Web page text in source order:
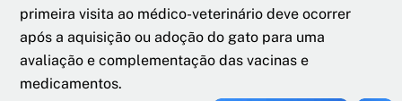
primeira visita ao médico-veterinário deve ocorrer
após a aquisição ou adoção do gato para uma
avaliação e complementação das vacinas e
medicamentos.